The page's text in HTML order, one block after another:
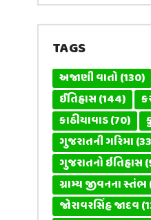
TAGS
અજાણી વાતો(130)
ઈતિહાસ(144)
કાઠીયાવાડ(70)
ગુજરાતની ગરિમા
ગુજરાતનો ઇતિહાસ
ગ્રામ્ય જીવનના સ્તંભ
જોરાવરસિંહ જાદવ